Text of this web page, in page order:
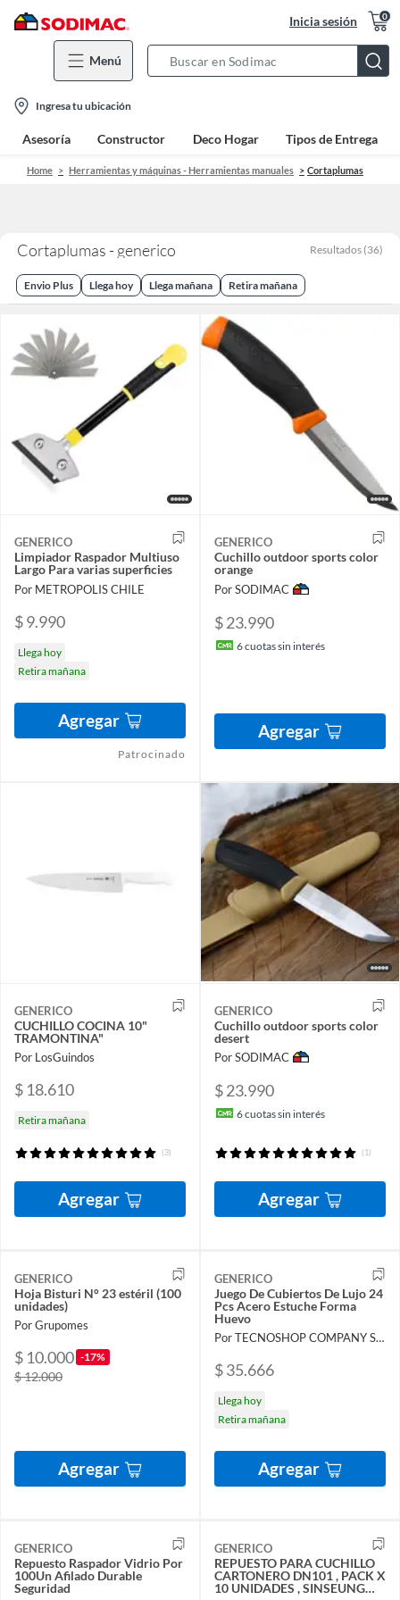
Inicia sesión 0
Menú
Bar
location-
icon
Ingresa tu ubicación
Asesoría Constructor Deco Hogar Tipos de Entrega
Home Herramientas y máquinas - Herramientas manuales Cortaplumas
Cortaplumas - generico Resultados (36)
Envio Plus Llega hoy Llega mañana Retira mañana
GENERICO
Limpiador Raspador Multiuso
Largo Para varias superficies
Por METROPOLIS CHILE
$ 9.990
Llega hoy
Retira mañana
Agregar
Patrocinado
GENERICO
Cuchillo outdoor sports color
orange
Por SODIMAC
$ 23.990
6cuotas sin interés
Agregar
GENERICO
CUCHILLO COCINA 10"
TRAMONTINA"
Por LosGuindos
$ 18.610
Retira mañana
(3)
Agregar
GENERICO
Cuchillo outdoor sports color
desert
Por SODIMAC
$ 23.990
6cuotas sin interés
(1)
Agregar
GENERICO
Hoja Bisturi N° 23 estéril (100
unidades)
Por Grupomes
$ 10.000 -17%
$ 12.000
Agregar
GENERICO
Juego De Cubiertos De Lujo 24
Pcs Acero Estuche Forma
Huevo
Por TECNOSHOP COMPANY SPA
$ 35.666
Llega hoy
Retira mañana
Agregar
GENERICO
Repuesto Raspador Vidrio Por
100Un Afilado Durable
Seguridad
GENERICO
REPUESTO PARA CUCHILLO
CARTONERO DN101 , PACK X
10 UNIDADES , SINSEUNG